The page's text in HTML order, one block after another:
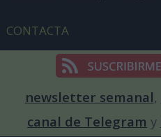
CONTACTA
Envíanos información
newsletter semanal,
canal de Telegram y